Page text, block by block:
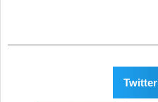
Twitter